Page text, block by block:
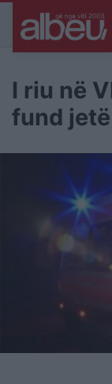
I riu në
fund